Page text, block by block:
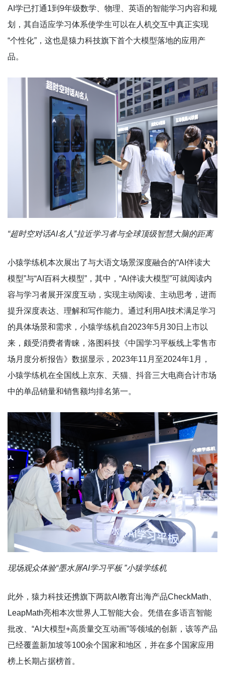
AI学已打通1到9年级数学、物理、英语的智能学习内容和规
划，其自适应学习体系使学生可以在人机交互中真正实现
“个性化”，这也是猿力科技旗下首个大模型落地的应用产
品。
“超时空对话AI名人”拉近学习者与全球顶级智慧大脑的距离
小猿学练机本次展出了与大语文场景深度融合的“AI伴读大
模型”与“AI百科大模型”，其中，“AI伴读大模型”可就阅读内
容与学习者展开深度互动，实现主动阅读、主动思考，进而
提升深度表达、理解和写作能力。通过利用AI技术满足学习
的具体场景和需求，小猿学练机自2023年5月30日上市以
来，颇受消费者青睐，洛图科技《中国学习平板线上零售市
场月度分析报告》数据显示，2023年11月至2024年1月，
小猿学练机在全国线上京东、天猫、抖音三大电商合计市场
中的单品销量和销售额均排名第一。
现场观众体验“墨水屏AI学习平板 ”小猿学练机
此外，猿力科技还携旗下两款AI教育出海产品CheckMath、
LeapMath亮相本次世界人工智能大会。凭借在多语言智能
批改、“AI大模型+高质量交互动画”等领域的创新，该等产品
已经覆盖新加坡等100余个国家和地区，并在多个国家应用
榜上长期占据榜首。